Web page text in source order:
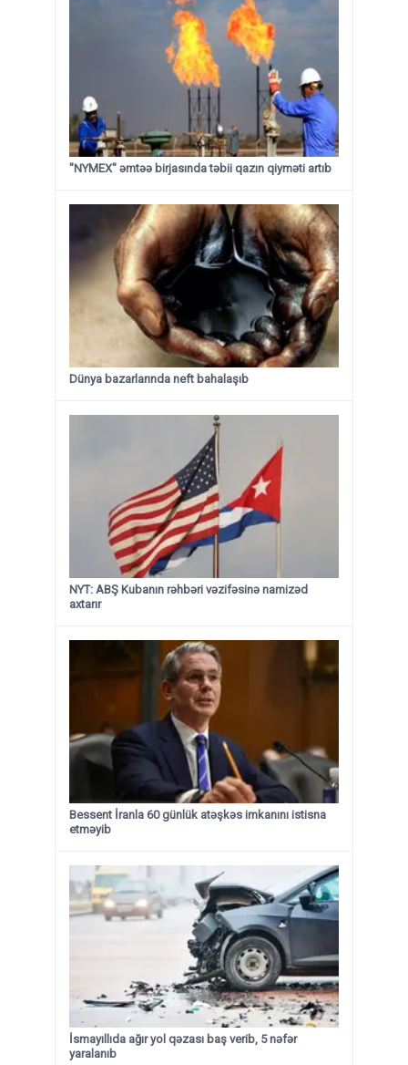
"NYMEX" əmtəə birjasında təbii qazın qiyməti artıb
Dünya bazarlarında neft bahalaşıb
NYT: ABŞ Kubanın rəhbəri vəzifəsinə namizəd
axtarır
Bessent İranla 60 günlük atəşkəs imkanını istisna
etməyib
İsmayıllıda ağır yol qəzası baş verib, 5 nəfər
yaralanıb